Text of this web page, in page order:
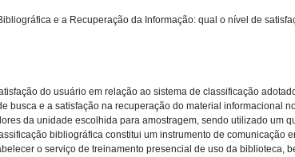
e a Recuperação da Informação: qual o nível de
do usuário em relação ao sistema de classificação
busca e a satisfação na recuperação do material informacional
da unidade escolhida para amostragem, sendo utilizado um
bibliográfica constitui um instrumento de
o serviço de treinamento presencial de uso da biblioteca,